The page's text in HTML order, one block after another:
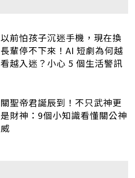
以前怕孩子沉迷手機，現在換
長輩停不下來！AI 短劇為何越
看越入迷？小心 5 個生活警訊
關聖帝君誕辰到！不只武神更
是財神：9個小知識看懂關公神
威